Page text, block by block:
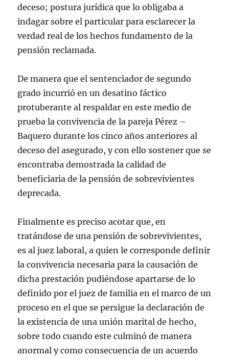
deceso; postura jurídica que lo obligaba a
indagar sobre el particular para esclarecer la
verdad real de los hechos fundamento de la
pensión reclamada.
De manera que el sentenciador de segundo
grado incurrió en un desatino fáctico
protuberante al respaldar en este medio de
prueba la convivencia de la pareja Pérez –
Baquero durante los cinco años anteriores al
deceso del asegurado, y con ello sostener que se
encontraba demostrada la calidad de
beneficiaria de la pensión de sobrevivientes
deprecada.
Finalmente es preciso acotar que, en
tratándose de una pensión de sobrevivientes,
es al juez laboral, a quien le corresponde definir
la convivencia necesaria para la causación de
dicha prestación pudiéndose apartarse de lo
definido por el juez de familia en el marco de un
proceso en el que se persigue la declaración de
la existencia de una unión marital de hecho,
sobre todo cuando este culminó de manera
anormal y como consecuencia de un acuerdo